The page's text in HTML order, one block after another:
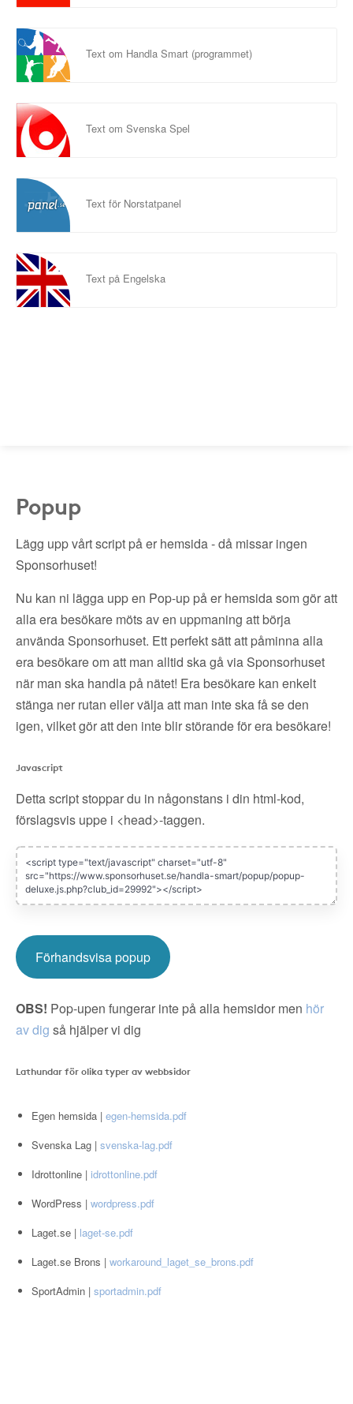
Text om Handla Smart (programmet)
Text om Svenska Spel
Text för Norstatpanel
Text på Engelska
Popup
Lägg upp vårt script på er hemsida - då missar ingen
Sponsorhuset!
Nu kan ni lägga upp en Pop-up på er hemsida som gör att
alla era besökare möts av en uppmaning att börja
använda Sponsorhuset. Ett perfekt sätt att påminna alla
era besökare om att man alltid ska gå via Sponsorhuset
när man ska handla på nätet! Era besökare kan enkelt
stänga ner rutan eller välja att man inte ska få se den
igen, vilket gör att den inte blir störande för era besökare!
Javascript
Detta script stoppar du in någonstans i din html-kod,
förslagsvis uppe i <head>-taggen.
Förhandsvisa popup
OBS! Pop-upen fungerar inte på alla hemsidor men hör
av dig så hjälper vi dig
Lathundar för olika typer av webbsidor
Egen hemsida | egen-hemsida.pdf
Svenska Lag | svenska-lag.pdf
Idrottonline | idrottonline.pdf
WordPress | wordpress.pdf
Laget.se | laget-se.pdf
Laget.se Brons | workaround_laget_se_brons.pdf
SportAdmin | sportadmin.pdf